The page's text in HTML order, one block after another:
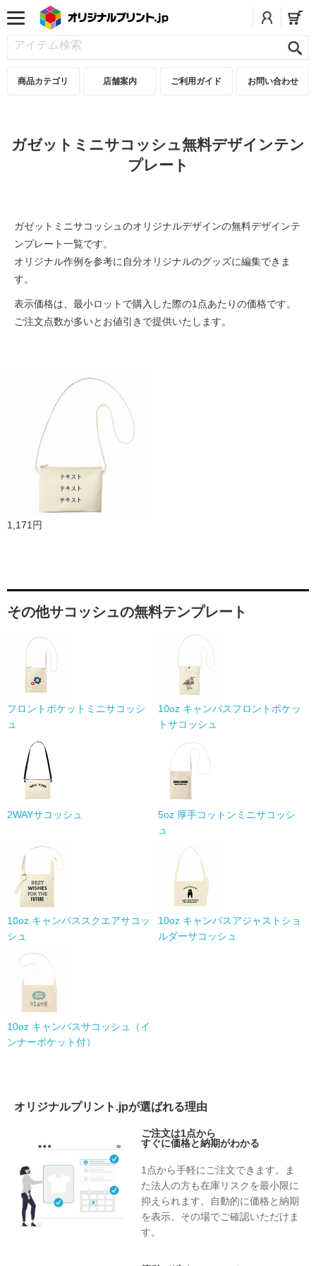
商品カテゴリ 店舗案内 ご利用ガイド お問い合わせ
ガゼットミニサコッシュ無料デザインテン
プレート
ガゼットミニサコッシュのオリジナルデザインの無料デザインテ
ンプレート一覧です。
オリジナル作例を参考に自分オリジナルのグッズに編集できま
す。
表示価格は、最小ロットで購入した際の1点あたりの価格です。
ご注文点数が多いとお値引きで提供いたします。
1,171円
その他サコッシュの無料テンプレート
フロントポケットミニサコッシ
ュ
10oz キャンバスフロントポケッ
トサコッシュ
2WAYサコッシュ
5oz 厚手コットンミニサコッシ
ュ
10oz キャンバススクエアサコッ
シュ
10oz キャンバスアジャストショ
ルダーサコッシュ
10oz キャンバスサコッシュ（イ
ンナーポケット付）
オリジナルプリント.jpが選ばれる理由
ご注文は1点から
すぐに価格と納期がわかる
1点から手軽にご注文できます。ま
た法人の方も在庫リスクを最小限に
抑えられます。自動的に価格と納期
を表示。その場でご確認いただけま
す。